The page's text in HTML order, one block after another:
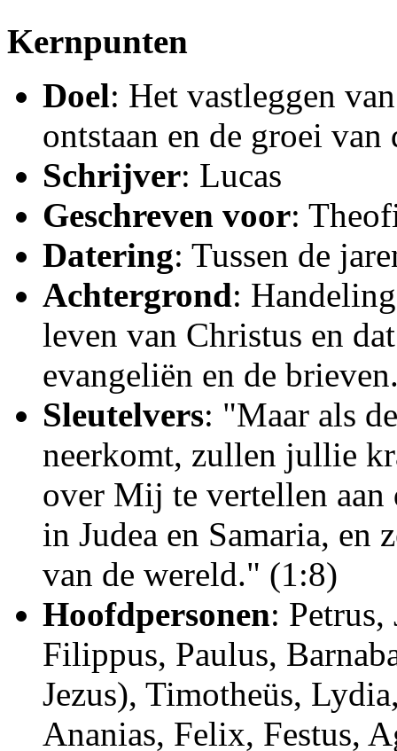
Kernpunten
Doel: Het vastleggen
ontstaan en de groei van
Schrijver: Lucas
Geschreven voor:
Datering: Tussen de
Achtergrond:
leven van Christus en
evangeliën en de
Sleutelvers: "Maar als
neerkomt, zullen jullie
over Mij te vertellen aan
in Judea en Samaria, en
van de wereld." (1:8)
Hoofdpersonen: Petrus,
Filippus, Paulus,
Jezus), Timotheüs,
Ananias, Felix, Festus,